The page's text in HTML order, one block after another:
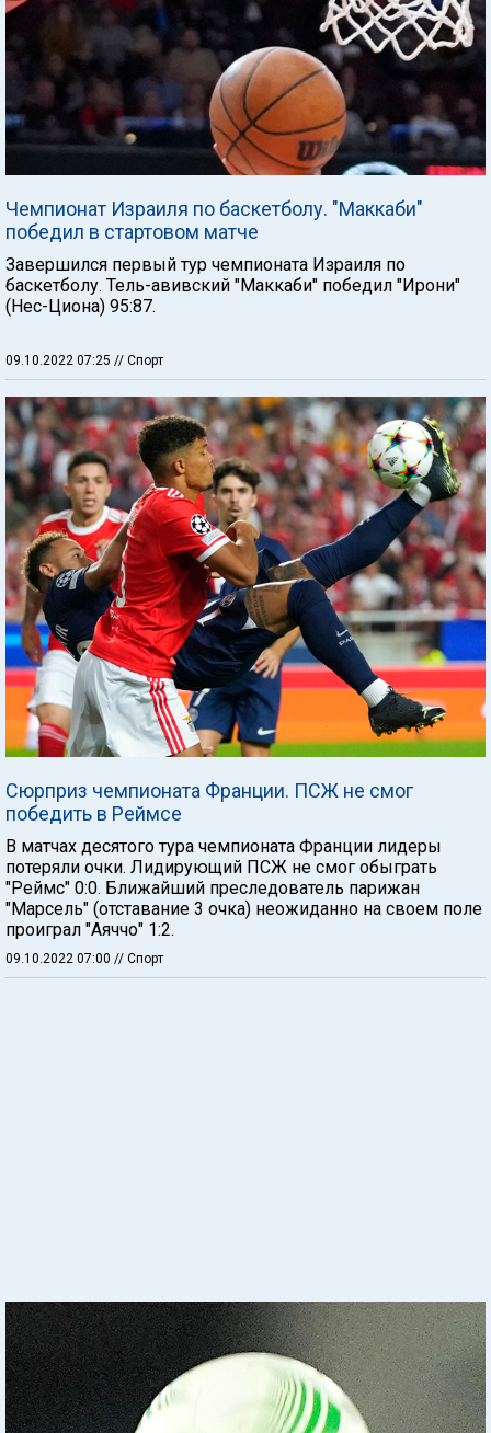
Чемпионат Израиля по баскетболу. "Маккаби"
победил в стартовом матче
Завершился первый тур чемпионата Израиля по
баскетболу. Тель-авивский "Маккаби" победил "Ирони"
(Нес-Циона) 95:87.
09.10.2022 07:25 // Спорт
Сюрприз чемпионата Франции. ПСЖ не смог
победить в Реймсе
В матчах десятого тура чемпионата Франции лидеры
потеряли очки. Лидирующий ПСЖ не смог обыграть
"Реймс" 0:0. Ближайший преследователь парижан
"Марсель" (отставание 3 очка) неожиданно на своем поле
проиграл "Аяччо" 1:2.
09.10.2022 07:00 // Спорт